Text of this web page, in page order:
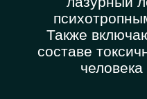
Также
составе